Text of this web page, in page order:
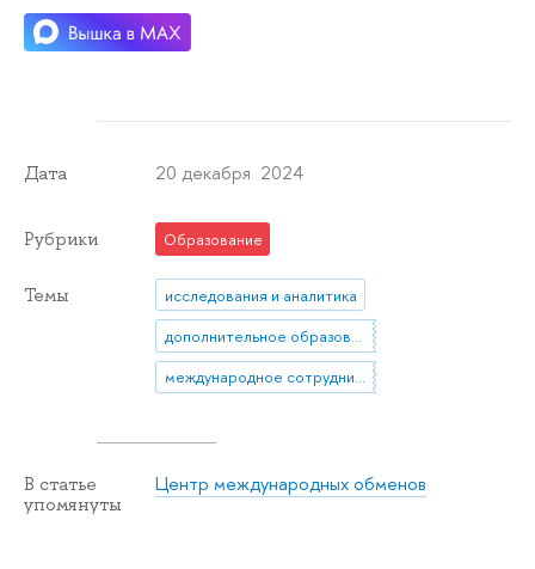
Дата 20 декабря 2024
Рубрики Образование
Темы
исследования и аналитика
дополнительное образование
международное сотрудничество
В статье
упомянуты
Центр международных обменов